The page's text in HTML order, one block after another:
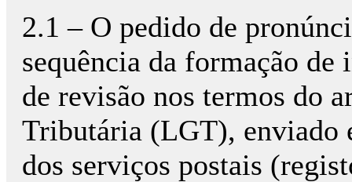
2.1 – O pedido de
sequência da formação
de revisão nos termos do
Tributária (LGT), enviado
dos serviços postais